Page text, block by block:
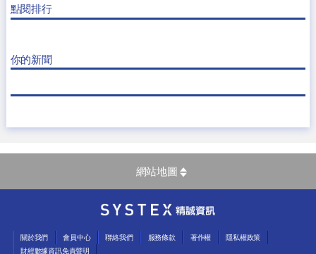
點閱排行
你的新聞
網站地圖
關於我們 會員中心 聯絡我們 服務條款 著作權
隱私權政策
財經數據資訊免責聲明